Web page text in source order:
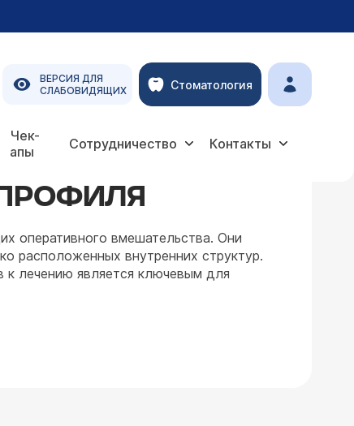
ВЕРСИЯ ДЛЯ
СЛАБОВИДЯЩИХ
Стоматология
Чек-
апы
Сотрудничество Контакты
оперативного вмешательства. Они
расположенных внутренних структур.
к лечению является ключевым для